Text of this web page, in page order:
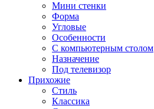
Мини стенки
Форма
Угловые
Особенности
С компьютерным столом
Назначение
Под телевизор
Прихожие
Стиль
Классика